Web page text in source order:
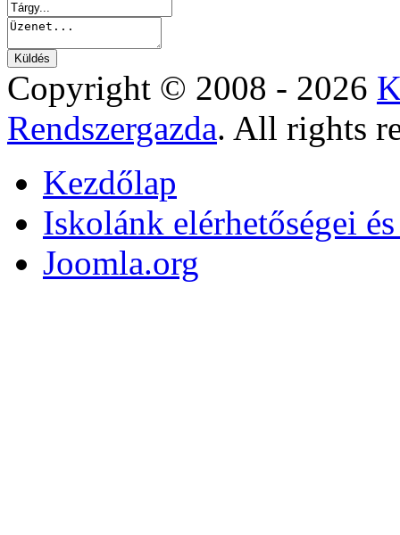
Copyright © 2008 - 2026
Rendszergazda. All rights
Kezdőlap
Iskolánk elérhetőségei
Joomla.org